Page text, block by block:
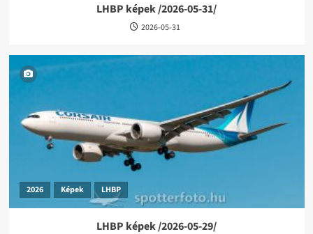
LHBP képek /2026-05-31/
2026-05-31
2026 Képek LHBP
LHBP képek /2026-05-29/